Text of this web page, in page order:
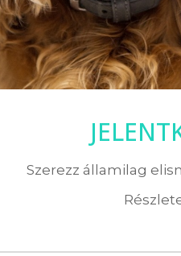
Szerezz államilag